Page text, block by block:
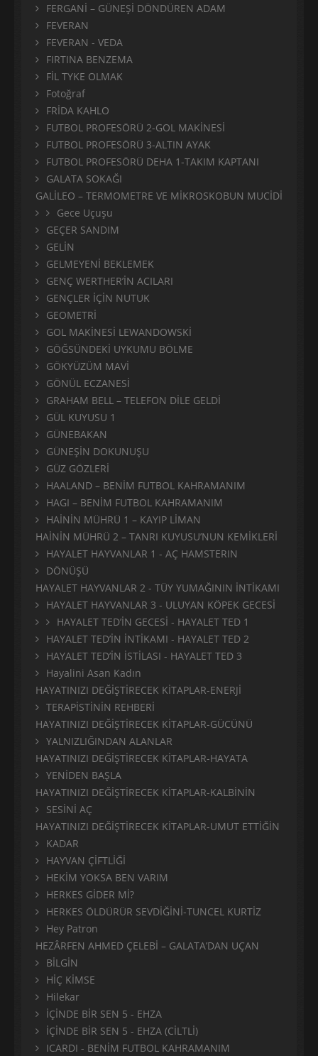
FERGANİ – GÜNEŞİ DÖNDÜREN ADAM
FEVERAN
FEVERAN - VEDA
FIRTINA BENZEMA
FİL TYKE OLMAK
Fotoğraf
FRİDA KAHLO
FUTBOL PROFESÖRÜ 2-GOL MAKİNESİ
FUTBOL PROFESÖRÜ 3-ALTIN AYAK
FUTBOL PROFESÖRÜ DEHA 1-TAKIM KAPTANI
GALATA SOKAĞI
GALİLEO – TERMOMETRE VE MİKROSKOBUN MUCİDİ
Gece Uçuşu
GEÇER SANDIM
GELİN
GELMEYENİ BEKLEMEK
GENÇ WERTHER’İN ACILARI
GENÇLER İÇİN NUTUK
GEOMETRİ
GOL MAKİNESİ LEWANDOWSKİ
GÖĞSÜNDEKİ UYKUMU BÖLME
GÖKYÜZÜM MAVİ
GÖNÜL ECZANESİ
GRAHAM BELL – TELEFON DİLE GELDİ
GÜL KUYUSU 1
GÜNEBAKAN
GÜNEŞİN DOKUNUŞU
GÜZ GÖZLERİ
HAALAND – BENİM FUTBOL KAHRAMANIM
HAGI – BENİM FUTBOL KAHRAMANIM
HAİNİN MÜHRÜ 1 – KAYIP LİMAN
HAİNİN MÜHRÜ 2 – TANRI KUYUSU’NUN KEMİKLERİ
HAYALET HAYVANLAR 1 - AÇ HAMSTERIN
DÖNÜŞÜ
HAYALET HAYVANLAR 2 - TÜY YUMAĞININ İNTİKAMI
HAYALET HAYVANLAR 3 - ULUYAN KÖPEK GECESİ
HAYALET TED’İN GECESİ - HAYALET TED 1
HAYALET TED’İN İNTİKAMI - HAYALET TED 2
HAYALET TED’İN İSTİLASI - HAYALET TED 3
Hayalini Asan Kadın
HAYATINIZI DEĞİŞTİRECEK KİTAPLAR-ENERJİ
TERAPİSTİNİN REHBERİ
HAYATINIZI DEĞİŞTİRECEK KİTAPLAR-GÜCÜNÜ
YALNIZLIĞINDAN ALANLAR
HAYATINIZI DEĞİŞTİRECEK KİTAPLAR-HAYATA
YENİDEN BAŞLA
HAYATINIZI DEĞİŞTİRECEK KİTAPLAR-KALBİNİN
SESİNİ AÇ
HAYATINIZI DEĞİŞTİRECEK KİTAPLAR-UMUT ETTİĞİN
KADAR
HAYVAN ÇİFTLİĞİ
HEKİM YOKSA BEN VARIM
HERKES GİDER Mİ?
HERKES ÖLDÜRÜR SEVDİĞİNİ-TUNCEL KURTİZ
Hey Patron
HEZÂRFEN AHMED ÇELEBİ – GALATA’DAN UÇAN
BİLGİN
HİÇ KİMSE
Hilekar
İÇİNDE BİR SEN 5 - EHZA
İÇİNDE BİR SEN 5 - EHZA (CİLTLİ)
ICARDI - BENİM FUTBOL KAHRAMANIM